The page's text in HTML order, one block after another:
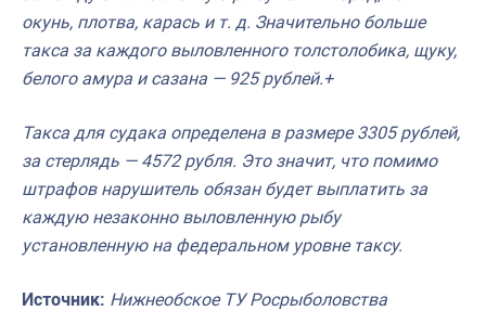
окунь, плотва, карась и т. д. Значительно больше
такса за каждого выловленного толстолобика, щуку,
белого амура и сазана — 925 рублей.+
Такса для судака определена в размере 3305 рублей,
за стерлядь — 4572 рубля. Это значит, что помимо
штрафов нарушитель обязан будет выплатить за
каждую незаконно выловленную рыбу
установленную на федеральном уровне таксу.
Источник: Нижнеобское ТУ Росрыболовства